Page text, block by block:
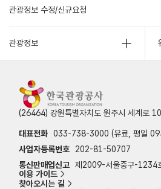
관광정보 수정/신규요청
관광정보
(26464) 강원특별자치도 원주시 세계로 10
대표전화 033-738-3000 (유료, 평일 09
사업자등록번호
202-81-50707
통신판매업신고 제2009-서울중구-1234
이용 가이드
찾아오시는 길